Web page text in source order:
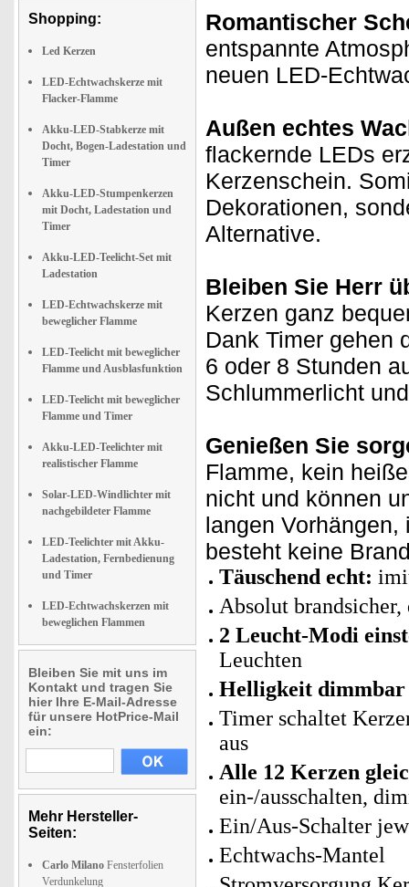
Shopping:
Led Kerzen
LED-Echtwachskerze mit
Flacker-Flamme
Akku-LED-Stabkerze mit
Docht, Bogen-Ladestation und
Timer
Akku-LED-Stumpenkerzen
mit Docht, Ladestation und
Timer
Akku-LED-Teelicht-Set mit
Ladestation
LED-Echtwachskerze mit
beweglicher Flamme
LED-Teelicht mit beweglicher
Flamme und Ausblasfunktion
LED-Teelicht mit beweglicher
Flamme und Timer
Akku-LED-Teelichter mit
realistischer Flamme
Solar-LED-Windlichter mit
nachgebildeter Flamme
LED-Teelichter mit Akku-
Ladestation, Fernbedienung
und Timer
LED-Echtwachskerzen mit
beweglichen Flammen
Bleiben Sie mit uns im
Kontakt und tragen Sie
hier Ihre E-Mail-Adresse
für unsere HotPrice-Mail
ein:
Mehr Hersteller-
Seiten:
Carlo Milano Fensterfolien
Verdunkelung
Romantischer
entspannte
neuen LED-
Außen echtes
flackernde LEDs
Kerzenschein.
Dekorationen,
Alternative.
Bleiben Sie Herr
Kerzen ganz
Dank Timer gehen
6 oder 8 Stunden
Schlummerlicht
Genießen Sie
Flamme, kein
nicht und können
langen
besteht keine
Täuschend echt:
Absolut
2 Leucht-Modi
Leuchten
Helligkeit dimmbar
Timer schaltet
aus
Alle 12 Kerzen
ein-/ausschalten,
Ein/Aus-Schalter
Echtwachs-Mantel